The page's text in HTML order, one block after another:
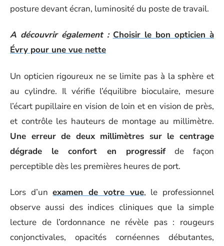
posture devant écran, luminosité du poste de travail.
A découvrir également : Choisir le bon opticien à
Évry pour une vue nette
Un opticien rigoureux ne se limite pas à la sphère et
au cylindre. Il vérifie l’équilibre bioculaire, mesure
l’écart pupillaire en vision de loin et en vision de près,
et contrôle les hauteurs de montage au millimètre.
Une erreur de deux millimètres sur le centrage
dégrade le confort en progressifde façon
perceptible dès les premières heures de port.
Lors d’unexamen de votre vue, le professionnel
observe aussi des indices cliniques que la simple
lecture de l’ordonnance ne révèle pas : rougeurs
conjonctivales, opacités cornéennes débutantes,